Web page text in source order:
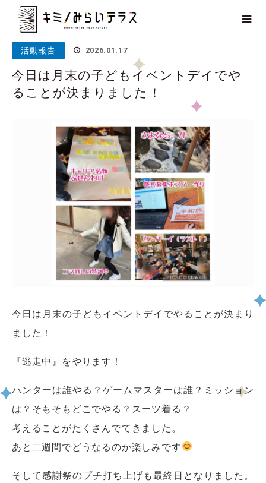
ホーム
ブログ
活動報告 今日は月末の子どもイベントデイで
活動報告 2026.01.17
今日は月末の子どもイベントデイでや
ることが決まりました！
今日は月末の子どもイベントデイでやることが決まり
ました！
『逃走中』をやります！
ハンターは誰やる？ゲームマスターは誰？ミッション
は？そもそもどこでやる？スーツ着る？
考えることがたくさんでてきました。
あと二週間でどうなるのか楽しみです
そして感謝祭のプチ打ち上げも最終日となりました。